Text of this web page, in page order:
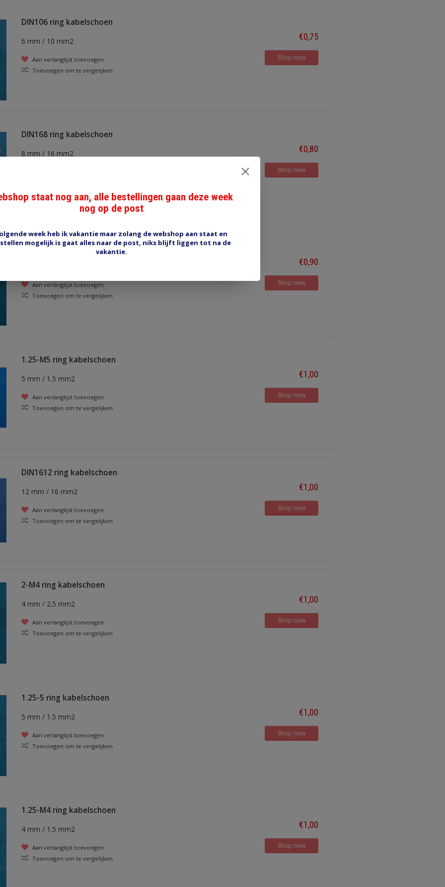
DIN106 ring kabelschoen
6 mm / 10 mm2
Aan verlanglijst toevoegen
Toevoegen om te vergelijken
€0,75
Shop now
DIN168 ring kabelschoen
8 mm / 16 mm2 €0,80
Shop now
DIN1610 ring kabelschoen
Aan verlanglijst toevoegen
Toevoegen om te vergelijken
€0,90
Shop now
1.25-M5 ring kabelschoen
5 mm / 1.5 mm2
Aan verlanglijst toevoegen
Toevoegen om te vergelijken
€1,00
Shop now
DIN1612 ring kabelschoen
12 mm / 16 mm2
Aan verlanglijst toevoegen
Toevoegen om te vergelijken
€1,00
Shop now
2-M4 ring kabelschoen
4 mm / 2.5 mm2
Aan verlanglijst toevoegen
Toevoegen om te vergelijken
€1,00
Shop now
1.25-5 ring kabelschoen
5 mm / 1.5 mm2
Aan verlanglijst toevoegen
Toevoegen om te vergelijken
€1,00
Shop now
1.25-M4 ring kabelschoen
4 mm / 1.5 mm2
Aan verlanglijst toevoegen
Toevoegen om te vergelijken
€1,00
Shop now
staat nog aan, alle bestellingen gaan deze week
nog op de post
week heb ik vakantie maar zolang de webshop aan staat en
mogelijk is gaat alles naar de post, niks blijft liggen tot na de
vakantie.